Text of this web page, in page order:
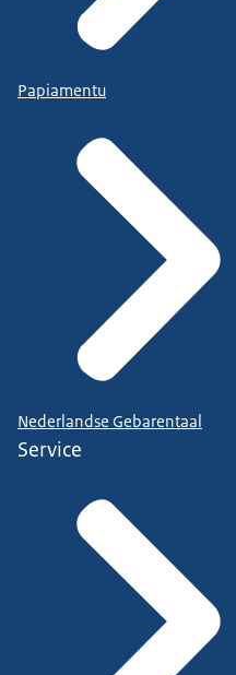
Papiamentu
Nederlandse Gebarentaal
Service